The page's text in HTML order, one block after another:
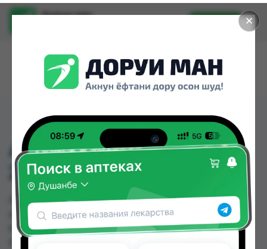
✕
Доруи ман
Установить
АНТИСЕПТИК ROXY
250МЛ.
АНТИСЕПТИК ROXY 250МЛ. можно купить или
заказать в аптеках, Дору Фарм №2, Дору Фарм
№20, Дору Фарм №6, Дору фарм №7, Дусти